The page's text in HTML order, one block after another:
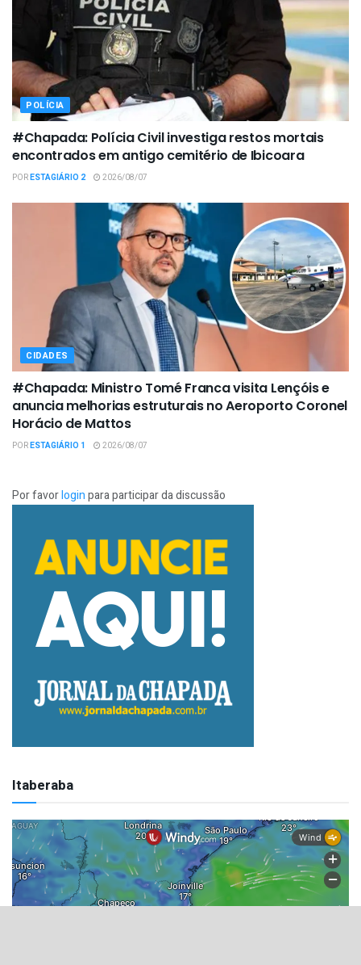
POLÍCIA
#Chapada: Polícia Civil investiga restos mortais
encontrados em antigo cemitério de Ibicoara
PORESTAGIÁRIO 2 2026/08/07
CIDADES
#Chapada: Ministro Tomé Franca visita Lençóis e
anuncia melhorias estruturais no Aeroporto Coronel
Horácio de Mattos
PORESTAGIÁRIO 1 2026/08/07
Por favorloginpara participar da discussão
Itaberaba